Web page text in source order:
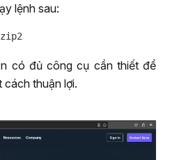
lệnh sau:
có đủ công cụ cần thiết để
thuận lợi.